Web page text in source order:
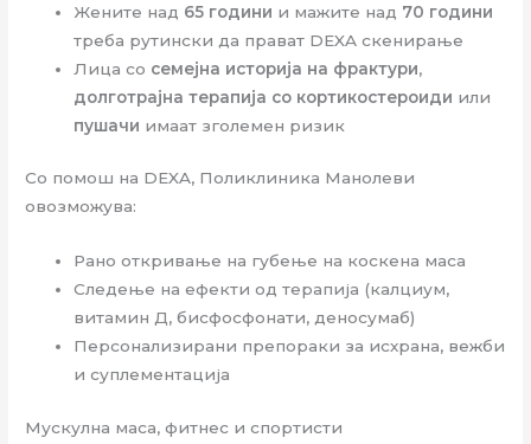
Жените над 65 години и мажите над 70 години
треба рутински да прават DEXA скенирање
Лица со семејна историја на фрактури,
долготрајна терапија со кортикостероиди или
пушачи имаат зголемен ризик
Со помош на DEXA, Поликлиника Манолеви
овозможува:
Рано откривање на губење на коскена маса
Следење на ефекти од терапија (калциум,
витамин Д, бисфосфонати, деносумаб)
Персонализирани препораки за исхрана, вежби
и суплементација
Мускулна маса, фитнес и спортисти